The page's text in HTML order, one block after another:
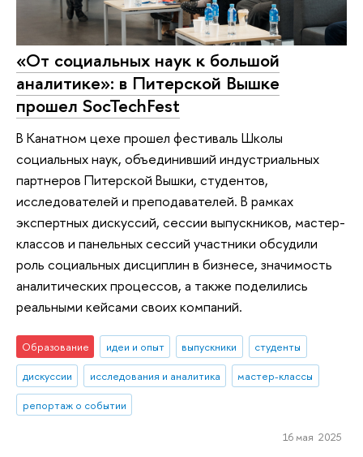
«От социальных наук к большой
аналитике»: в Питерской Вышке
прошел SocTechFest
В Канатном цехе прошел фестиваль Школы
социальных наук, объединивший индустриальных
партнеров Питерской Вышки, студентов,
исследователей и преподавателей. В рамках
экспертных дискуссий, сессии выпускников, мастер-
классов и панельных сессий участники обсудили
роль социальных дисциплин в бизнесе, значимость
аналитических процессов, а также поделились
реальными кейсами своих компаний.
Образование идеи и опыт выпускники
студенты
дискуссии
исследования и аналитика
мастер-классы
репортаж о событии
16 мая 2025